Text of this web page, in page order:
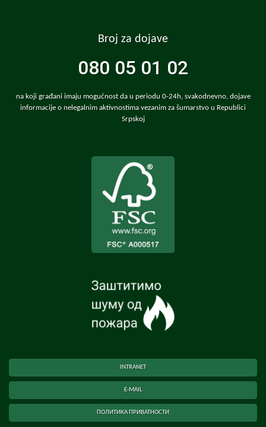
Broj za dojave
080 05 01 02
na koji građani imaju mogućnost da u periodu 0-24h, svakodnevno, dojave
informacije o nelegalnim aktivnostima vezanim za šumarstvo u Republici
Srpskoj
INTRANET
E-MAIL
ПОЛИТИКА ПРИВАТНОСТИ